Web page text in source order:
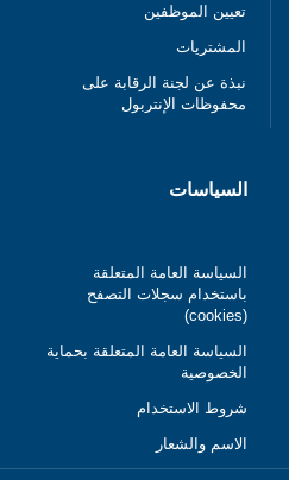
تعيين الموظفين
المشتريات
نبذة عن لجنة الرقابة على
محفوظات الإنتربول
السياسات
السياسة العامة المتعلقة
باستخدام سجلات التصفح
(cookies)
السياسة العامة المتعلقة بحماية
الخصوصية
شروط الاستخدام
الاسم والشعار